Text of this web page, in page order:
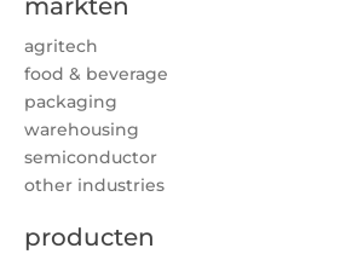
agritech
food & beverage
packaging
warehousing
semiconductor
other industries
producten